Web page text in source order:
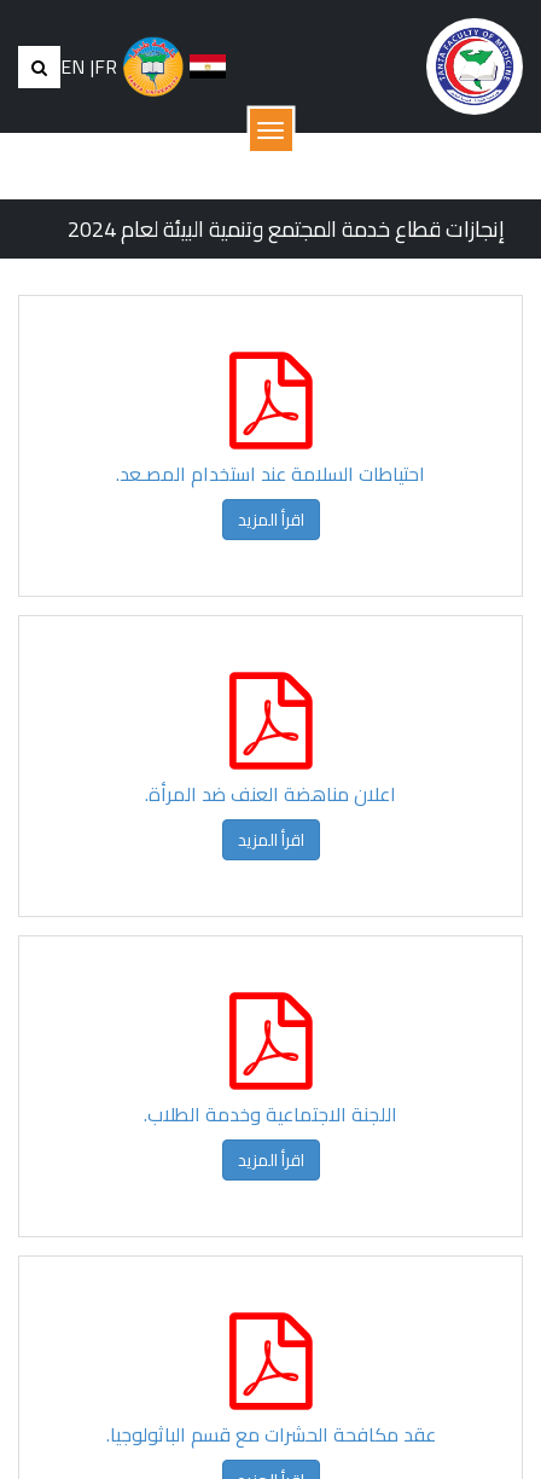
EN |FR
القائمة
إنجازات قطاع خدمة المجتمع وتنمية البيئة لعام 2024
احتياطات السلامة عند استخدام المصـعد.
اقرأ المزيد
اعلان مناهضة العنف ضد المرأة.
اقرأ المزيد
اللجنة الاجتماعية وخدمة الطلاب.
اقرأ المزيد
عقد مكافحة الحشرات مع قسم الباثولوجيا.